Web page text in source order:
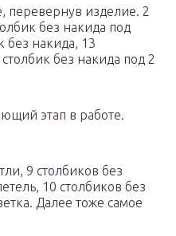
перевернув изделие. 2
без накида под
без накида, 13
без накида под 2
этап в работе.
9 столбиков без
10 столбиков без
Далее тоже самое